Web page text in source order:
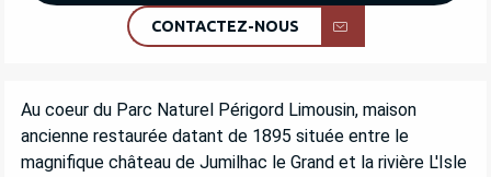
CONTACTEZ-NOUS
DESCRIPTION
Au coeur du Parc Naturel Périgord Limousin, maison
ancienne restaurée datant de 1895 située entre le
magnifique château de Jumilhac le Grand et la rivière L'Isle